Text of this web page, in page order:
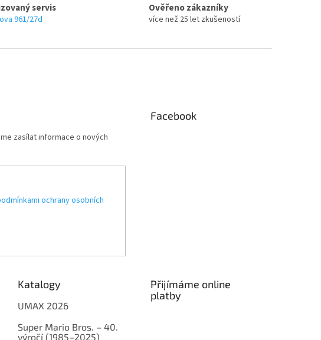
c
í
s
á
n
servis
961/27d
Ověřeno zákazníky
více než 25 let zkušeností
zasílat informace o nových
ochrany osobních
Facebook
Katalogy
UMAX 2026
Super Mario Bros. – 40.
výročí (1985–2025)
Přijímáme online
platby